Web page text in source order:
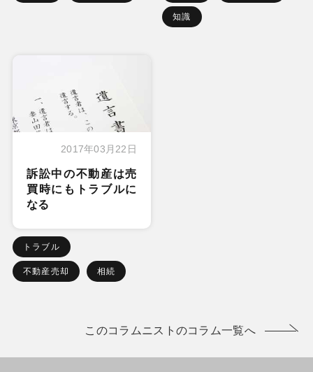
知識
2017年03月22日
訴訟中の不動産は売
買時にもトラブルに
なる
トラブル
不動産売却 相続
このコラムニストのコラム一覧へ